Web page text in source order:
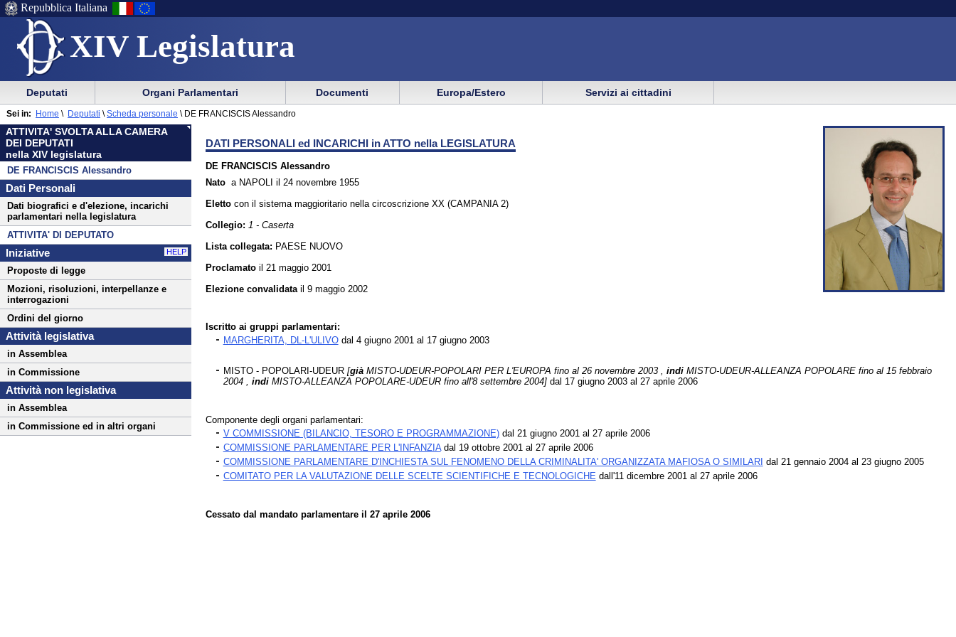
XIV Legislatura
Menu
di
ausilio
alla
navigazione
Menu
di
navigazione
principale
Repubblica Italiana
Menu
di
navigazione
principale
menu
di
sezione
Deputati Organi Parlamentari Documenti Europa/Estero Servizi ai cittadini
ATTIVITA' SVOLTA ALLA CAMERA
DEI DEPUTATI
nella XIV legislatura
DE FRANCISCIS Alessandro
Dati Personali
Dati biografici e d'elezione, incarichi
parlamentari nella legislatura
ATTIVITA' DI DEPUTATO
Iniziative HELP
Proposte di legge
Mozioni, risoluzioni, interpellanze e
interrogazioni
Ordini del giorno
Attività legislativa
in Assemblea
in Commissione
Attività non legislativa
in Assemblea
in Commissione ed in altri organi
Sei in: Home \ Deputati \ Scheda personale \ DE FRANCISCIS Alessandro
DATI PERSONALI ed INCARICHI in ATTO nella LEGISLATURA
DE FRANCISCIS Alessandro
Nato a NAPOLI il 24 novembre 1955
Eletto con il sistema maggioritario nella circoscrizione XX (CAMPANIA 2)
Collegio: 1 - Caserta
Lista collegata: PAESE NUOVO
Proclamato il 21 maggio 2001
Elezione convalidata il 9 maggio 2002
Iscritto ai gruppi parlamentari:
MARGHERITA, DL-L'ULIVOdal 4 giugno 2001 al 17 giugno 2003
MISTO - POPOLARI-UDEUR[giàMISTO-UDEUR-POPOLARI PER L'EUROPA fino al 26 novembre 2003 , indiMISTO-UDEUR-ALLEANZA POPOLARE fino al 15 febbraio
2004 , indiMISTO-ALLEANZA POPOLARE-UDEUR fino all'8 settembre 2004] dal 17 giugno 2003 al 27 aprile 2006
Componente degli organi parlamentari:
V COMMISSIONE (BILANCIO, TESORO E PROGRAMMAZIONE)dal 21 giugno 2001 al 27 aprile 2006
COMMISSIONE PARLAMENTARE PER L'INFANZIAdal 19 ottobre 2001 al 27 aprile 2006
COMMISSIONE PARLAMENTARE D'INCHIESTA SUL FENOMENO DELLA CRIMINALITA' ORGANIZZATA MAFIOSA O SIMILARI dal 21 gennaio 2004 al 23 giugno 2005
COMITATO PER LA VALUTAZIONE DELLE SCELTE SCIENTIFICHE E TECNOLOGICHE dall'11 dicembre 2001 al 27 aprile 2006
Cessato dal mandato parlamentare il 27 aprile 2006